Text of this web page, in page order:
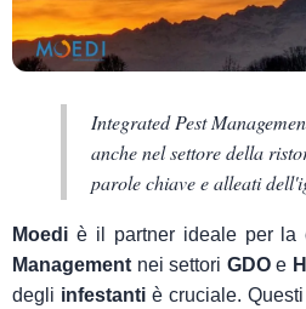
Integrated Pest
anche nel settore della
parole chiave e alleati
Moedi è il partner ideale per la
Management nei settori GDOe
degli infestanti è cruciale.